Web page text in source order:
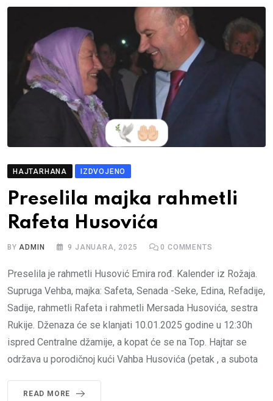
HAJTARHANA IZDVOJENO
Preselila majka rahmetli
Rafeta Husovića
BYADMIN 9 JANUARA, 2025 0 COMMENTS
Preselila je rahmetli Husović Emira rođ. Kalender iz Rožaja.
Supruga Vehba, majka: Safeta, Senada -Seke, Edina, Refadije,
Sadije, rahmetli Rafeta i rahmetli Mersada Husovića, sestra
Rukije. Dženaza će se klanjati 10.01.2025 godine u 12:30h
ispred Centralne džamije, a kopat će se na Top. Hajtar se
održava u porodičnoj kući Vahba Husovića (petak , a subota
READ MORE